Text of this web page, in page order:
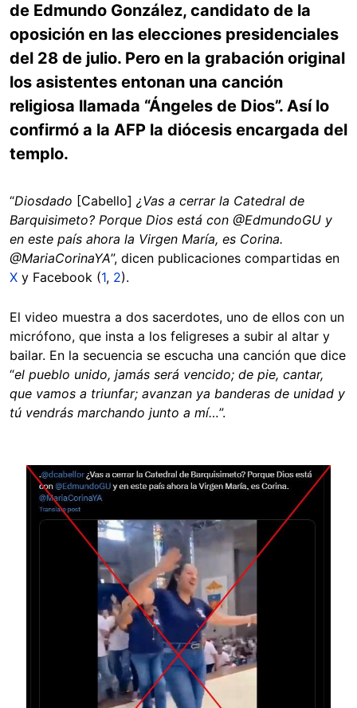
de Edmundo González, candidato de la
oposición en las elecciones presidenciales
del 28 de julio. Pero en la grabación original
los asistentes entonan una canción
religiosa llamada “Ángeles de Dios”. Así lo
confirmó a la AFP la diócesis encargada del
templo.
“Diosdado [Cabello] ¿Vas a cerrar la Catedral de
Barquisimeto? Porque Dios está con @EdmundoGU y
en este país ahora la Virgen María, es Corina.
@MariaCorinaYA”, dicen publicaciones compartidas en
X y Facebook (1, 2).
El video muestra a dos sacerdotes, uno de ellos con un
micrófono, que insta a los feligreses a subir al altar y
bailar. En la secuencia se escucha una canción que dice
“el pueblo unido, jamás será vencido; de pie, cantar,
que vamos a triunfar; avanzan ya banderas de unidad y
tú vendrás marchando junto a mí…”.
Image